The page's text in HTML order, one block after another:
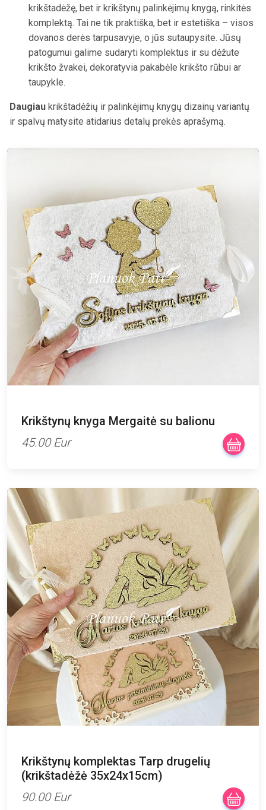
krikštadėžę, bet ir krikštynų palinkėjimų knygą, rinkitės
komplektą. Tai ne tik praktiška, bet ir estetiška – visos
dovanos derės tarpusavyje, o jūs sutaupysite. Jūsų
patogumui galime sudaryti komplektus ir su dėžute
krikšto žvakei, dekoratyvia pakabėle krikšto rūbui ar
taupykle.
Daugiau krikštadėžių ir palinkėjimų knygų dizainų variantų
ir spalvų matysite atidarius detalų prekės aprašymą.
Krikštynų knyga Mergaitė su balionu
45.00 Eur
Krikštynų komplektas Tarp drugelių
(krikštadėžė 35x24x15cm)
90.00 Eur